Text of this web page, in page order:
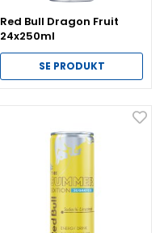
Red Bull Dragon Fruit
24x250ml
SE PRODUKT